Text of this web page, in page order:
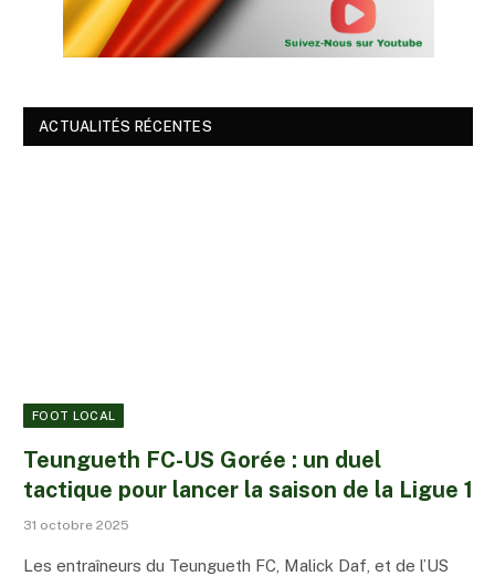
ACTUALITÉS RÉCENTES
FOOT LOCAL
Teungueth FC-US Gorée : un duel
tactique pour lancer la saison de la Ligue 1
31 octobre 2025
Les entraîneurs du Teungueth FC, Malick Daf, et de l’US